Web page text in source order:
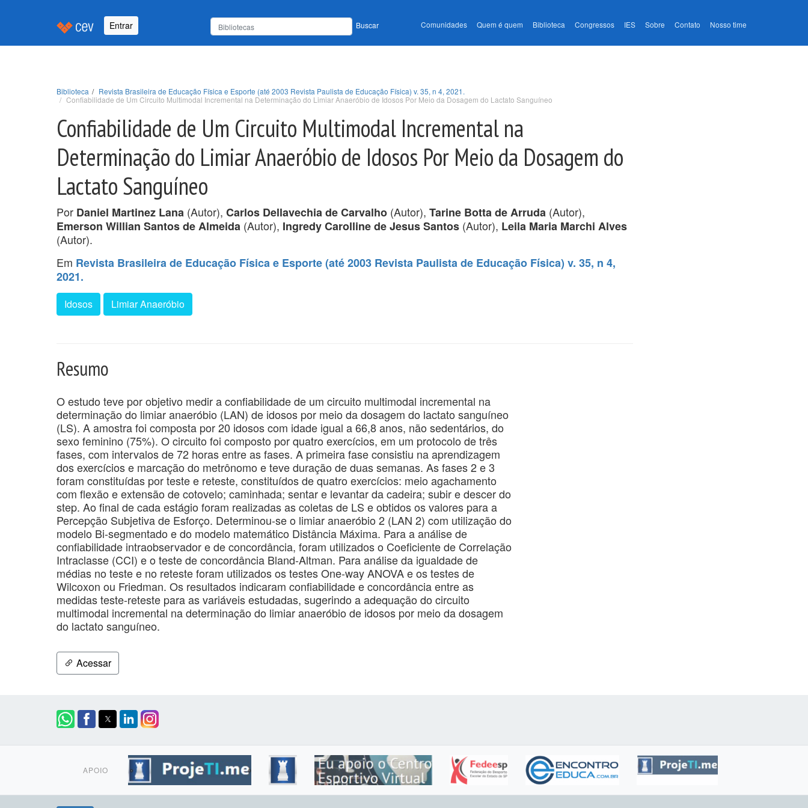
Entrar Buscar Comunidades Quem é quem Biblioteca Congressos IES Sobre Contato Nosso time
Biblioteca
Revista Brasileira de Educação Física e Esporte (até 2003 Revista Paulista de Educação Física) v. 35, n 4, 2021.
Confiabilidade de Um Circuito Multimodal Incremental na Determinação do Limiar Anaeróbio de Idosos Por Meio da Dosagem do Lactato Sanguíneo
Confiabilidade de Um Circuito Multimodal Incremental na
Determinação do Limiar Anaeróbio de Idosos Por Meio da Dosagem do
Lactato Sanguíneo
Por Daniel Martinez Lana (Autor), Carlos Dellavechia de Carvalho (Autor), Tarine Botta de Arruda (Autor),
Emerson Willian Santos de Almeida (Autor), Ingredy Carolline de Jesus Santos (Autor), Leila Maria Marchi Alves
(Autor).
Em Revista Brasileira de Educação Física e Esporte (até 2003 Revista Paulista de Educação Física) v. 35, n 4,
2021.
Idosos Limiar Anaeróbio
Resumo
O estudo teve por objetivo medir a confiabilidade de um circuito multimodal incremental na
determinação do limiar anaeróbio (LAN) de idosos por meio da dosagem do lactato sanguíneo
(LS). A amostra foi composta por 20 idosos com idade igual a 66,8 anos, não sedentários, do
sexo feminino (75%). O circuito foi composto por quatro exercícios, em um protocolo de três
fases, com intervalos de 72 horas entre as fases. A primeira fase consistiu na aprendizagem
dos exercícios e marcação do metrônomo e teve duração de duas semanas. As fases 2 e 3
foram constituídas por teste e reteste, constituídos de quatro exercícios: meio agachamento
com flexão e extensão de cotovelo; caminhada; sentar e levantar da cadeira; subir e descer do
step. Ao final de cada estágio foram realizadas as coletas de LS e obtidos os valores para a
Percepção Subjetiva de Esforço. Determinou-se o limiar anaeróbio 2 (LAN 2) com utilização do
modelo Bi-segmentado e do modelo matemático Distância Máxima. Para a análise de
confiabilidade intraobservador e de concordância, foram utilizados o Coeficiente de Correlação
Intraclasse (CCI) e o teste de concordância Bland-Altman. Para análise da igualdade de
médias no teste e no reteste foram utilizados os testes One-way ANOVA e os testes de
Wilcoxon ou Friedman. Os resultados indicaram confiabilidade e concordância entre as
medidas teste-reteste para as variáveis estudadas, sugerindo a adequação do circuito
multimodal incremental na determinação do limiar anaeróbio de idosos por meio da dosagem
do lactato sanguíneo.
Acessar
APOIO